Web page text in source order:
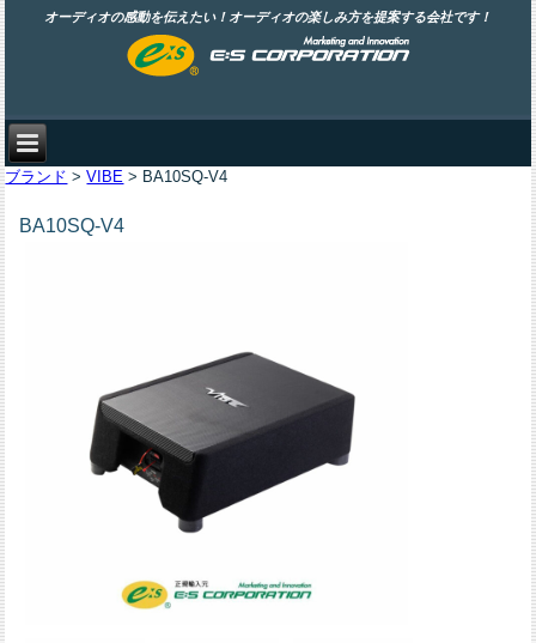
オーディオの感動を伝えたい！オーディオの楽しみ方を提案する会社です！
ブランド >VIBE > BA10SQ-V4
BA10SQ-V4